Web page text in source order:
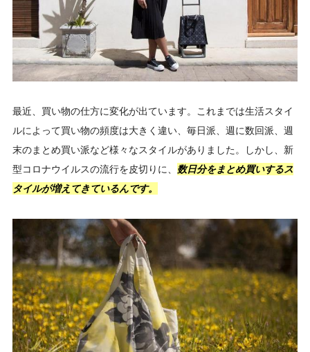
最近、買い物の仕方に変化が出ています。これまでは生活スタイ
ルによって買い物の頻度は大きく違い、毎日派、週に数回派、週
末のまとめ買い派など様々なスタイルがありました。しかし、新
型コロナウイルスの流行を皮切りに、 数日分をまとめ買いするス
タイルが増えてきているんです。